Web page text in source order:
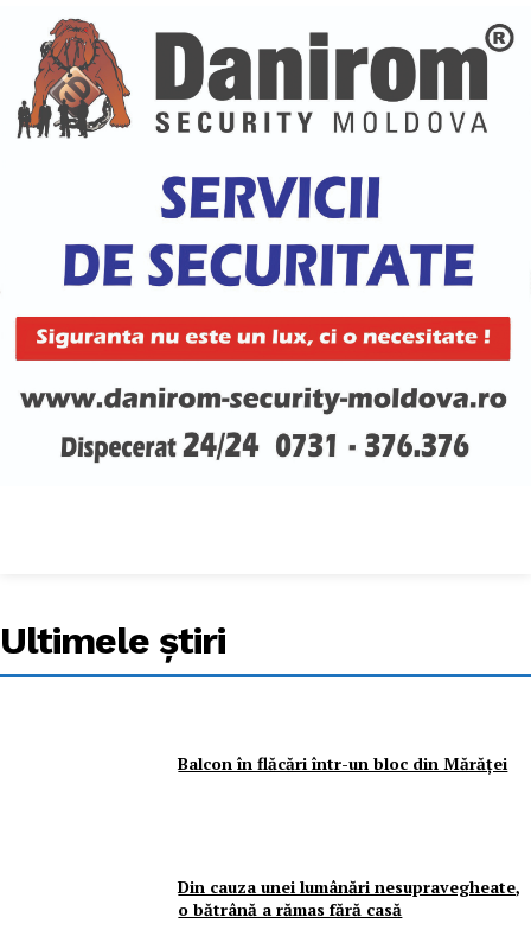
Ultimele ştiri
Balcon în flăcări într-un bloc din Mărăţei
Din cauza unei lumânări nesupravegheate,
o bătrână a rămas fără casă